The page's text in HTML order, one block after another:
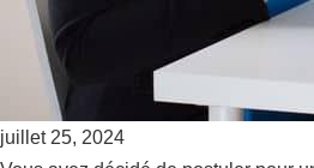
juillet 25, 2024